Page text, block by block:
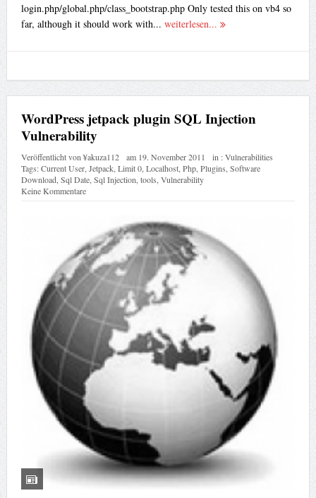
login.php/global.php/class_bootstrap.php Only tested this on vb4 so
far, although it should work with... weiterlesen...
WordPress jetpack plugin SQL Injection
Vulnerability
Veröffentlicht von¥akuza112 am 19. November 2011 in :Vulnerabilities
Tags:Current User, Jetpack, Limit 0, Localhost, Php, Plugins Software
Download, Sql Date, Sql Injection tools Vulnerability
Keine Kommentare